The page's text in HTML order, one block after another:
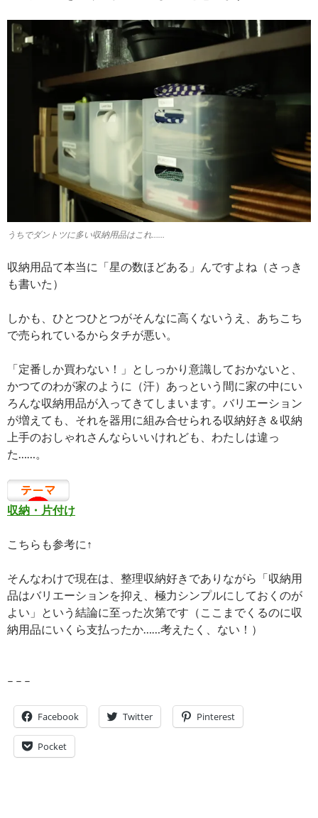
うちでダントツに多い収納用品はこれ……
収納用品て本当に「星の数ほどある」んですよね（さっき
も書いた）
しかも、ひとつひとつがそんなに高くないうえ、あちこち
で売られているからタチが悪い。
「定番しか買わない！」としっかり意識しておかないと、
かつてのわが家のように（汗）あっという間に家の中にい
ろんな収納用品が入ってきてしまいます。バリエーション
が増えても、それを器用に組み合せられる収納好き＆収納
上手のおしゃれさんならいいけれども、わたしは違っ
た……。
収納・片付け
こちらも参考に↑
そんなわけで現在は、整理収納好きでありながら「収納用
品はバリエーションを抑え、極力シンプルにしておくのが
よい」という結論に至った次第です（ここまでくるのに収
納用品にいくら支払ったか……考えたく、ない！）
– – –
Facebook Twitter Pinterest
Pocket